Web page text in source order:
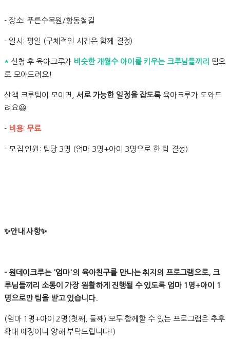
- 장소: 푸른수목원/항동철길
- 일시: 평일 (구체적인 시간은 함께 결정)
* 신청 후 육아크루가 비슷한 개월수 아이를 키우는 크루님들끼리 팀으
로 모아드려요!
산책 크루팀이 모이면,서로 가능한 일정을 잡도록육아크루가 도와드
려요😃
- 비용: 무료
- 모집 인원: 팀당 3명 (엄마 3명+아이 3명으로 한 팀 결성)
✨안내 사항✨
- 원데이크루는 '엄마'의 육아친구를 만나는 취지의 프로그램으로, 크
루님들끼리 소통이 가장 원활하게 진행될 수 있도록 엄마 1명+아이 1
명으로만 팀을 받고 있습니다.
(엄마 1명+아이 2명(첫째, 둘째) 모두 함께할 수 있는 프로그램은 추후
확대 예정이니 양해 부탁드립니다!)